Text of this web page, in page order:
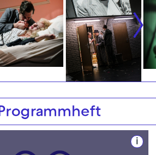
i